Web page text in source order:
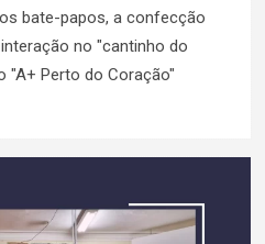
bate-papos, a confecção
no "cantinho do
"A+ Perto do Coração"